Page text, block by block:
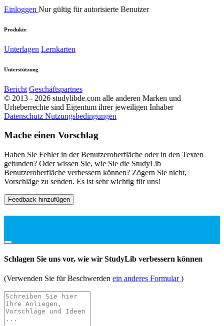
Einloggen Nur gültig für autorisierte Benutzer
Produkte
Unterlagen Lernkarten
Unterstützung
Bericht Geschäftspartnes
© 2013 - 2026 studylibde.com alle anderen Marken und
Urheberrechte sind Eigentum ihrer jeweiligen Inhaber
Datenschutz Nutzungsbedingungen
Mache einen Vorschlag
Haben Sie Fehler in der Benutzeroberfläche oder in den Texten
gefunden? Oder wissen Sie, wie Sie die StudyLib
Benutzeroberfläche verbessern können? Zögern Sie nicht,
Vorschläge zu senden. Es ist sehr wichtig für uns!
Feedback hinzufügen
Schlagen Sie uns vor, wie wir StudyLib verbessern können
(Verwenden Sie für Beschwerden ein anderes Formular)